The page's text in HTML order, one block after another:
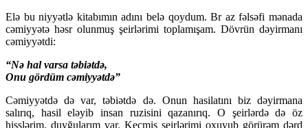
Elə bu niyyətlə kitabımın adını belə qoydum. Br az fəlsəfi mənada
cəmiyyətə həsr olunmuş şeirlərimi toplamışam. Dövrün dəyirmanı
cəmiyyətdi:
“Nə hal varsa təbiətdə,
Onu gördüm cəmiyyətdə”
Cəmiyyətdə də var, təbiətdə də. Onun hasilatını biz dəyirmana
salırıq, hasil eləyib insan ruzisini qazanırıq. O şeirlərdə də öz
hisslərim, duyğularım var. Keçmiş şeirlərimi oxuyub görürəm dərd